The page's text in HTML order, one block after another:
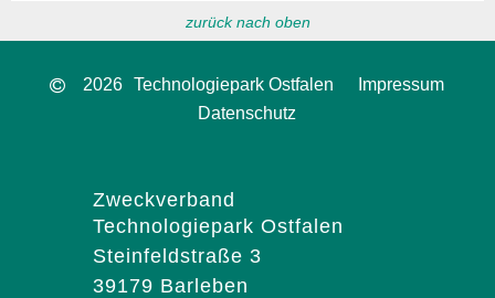
zurück nach oben
2026 Technologiepark Ostfalen
Impressum
Datenschutz
Zweckverband
Technologiepark Ostfalen
Steinfeldstraße 3
39179 Barleben